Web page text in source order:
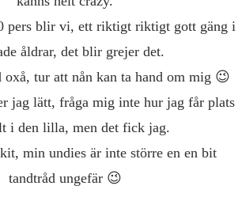
pers blir vi, ett riktigt riktigt gott gäng i
åldrar, det blir grejer det.
oxå, tur att nån kan ta hand om mig 😉
jag lätt, fråga mig inte hur jag får plats
i den lilla, men det fick jag.
min undies är inte större en en bit
tandtråd ungefär 😉